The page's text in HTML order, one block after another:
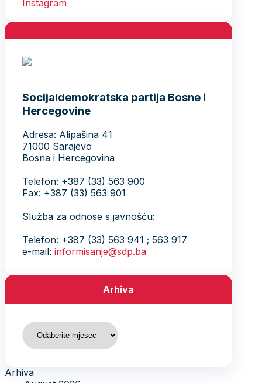
Socijaldemokratska partija Bosne i
Hercegovine
Adresa: Alipašina 41
71000 Sarajevo
Bosna i Hercegovina
Telefon: +387 (33) 563 900
Fax: +387 (33) 563 901
Služba za odnose s javnošću:
Telefon: +387 (33) 563 941 ; 563 917
e-mail: informisanje@sdp.ba
Arhiva
Arhiva
Arhiva